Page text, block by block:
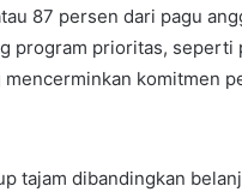
87 persen dari pagu
program prioritas,
komitmen
tajam dibandingkan